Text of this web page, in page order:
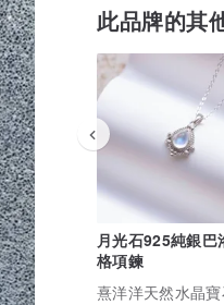
此品牌的其
月光石925純銀巴
格項鍊